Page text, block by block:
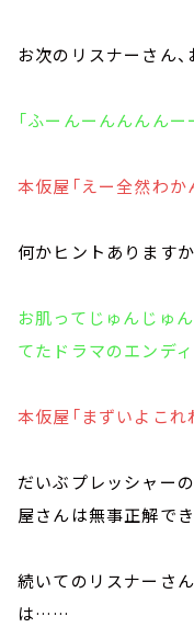
お次のリスナーさん
「ふーんーんんんん
本仮屋「えー全然わか
何かヒントありますか
お肌ってじゅんじゅ
てたドラマのエンディ
本仮屋「まずいよこれ
だいぶプレッシャー
屋さんは無事正解で
続いてのリスナーさ
は……